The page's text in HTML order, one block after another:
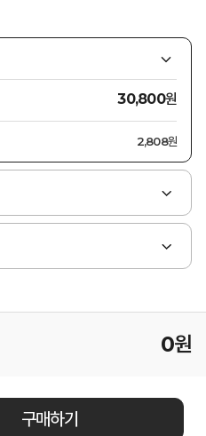
30,800원
2,808원
0원
구매하기